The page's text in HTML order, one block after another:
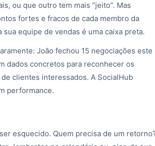
ou que outro tem mais “jeito”. Mas
fortes e fracos de cada membro da
equipe de vendas é uma caixa preta.
João fechou 15 negociações este
dados concretos para reconhecer os
clientes interessados. A SocialHub
performance.
esquecido. Quem precisa de um